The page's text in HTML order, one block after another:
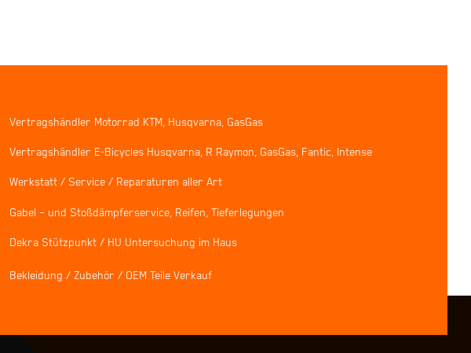
Vertragshändler Motorrad KTM, Husqvarna, GasGas
Vertragshändler E-Bicycles Husqvarna, R Raymon, GasGas, Fantic, Intense
Werkstatt / Service / Reparaturen aller Art
Gabel – und Stoßdämpferservice, Reifen, Tieferlegungen
Dekra Stützpunkt / HU Untersuchung im Haus
Bekleidung / Zubehör / OEM Teile Verkauf